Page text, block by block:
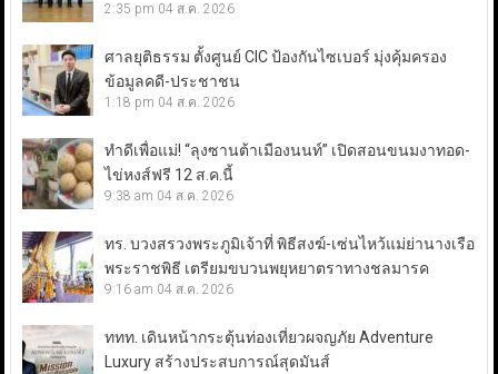
2:35 pm 04 ส.ค. 2026
ศาลยุติธรรม ตั้งศูนย์ CIC ป้องกันไซเบอร์ มุ่งคุ้มครอง
ข้อมูลคดี-ประชาชน
1:18 pm 04 ส.ค. 2026
ทำดีเพื่อแม่! “ลุงซานต้าเมืองนนท์” เปิดสอนขนมงาทอด-
ไข่หงส์ฟรี 12 ส.ค.นี้
9:38 am 04 ส.ค. 2026
ทร. บวงสรวงพระภูมิเจ้าที่ พิธีสงฆ์-เซ่นไหว้แม่ย่านางเรือ
พระราชพิธี เตรียมขบวนพยุหยาตราทางชลมารค
9:16 am 04 ส.ค. 2026
ททท. เดินหน้ากระตุ้นท่องเที่ยวผจญภัย Adventure
Luxury สร้างประสบการณ์สุดมันส์